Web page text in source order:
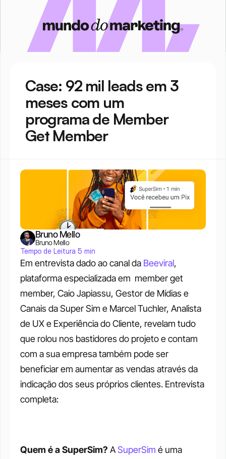
Case: 92 mil leads em 3
meses com um
programa de Member
Get Member
Em entrevista dado ao canal da Beeviral,
plataforma especializada em  member get
member, Caio Japiassu, Gestor de Mídias e
Canais da Super Sim e Marcel Tuchler, Analista
de UX e Experiência do Cliente, revelam tudo
que rolou nos bastidores do projeto e contam
com a sua empresa também pode ser
beneficiar em aumentar as vendas através da
indicação dos seus próprios clientes. Entrevista
completa:
Quem é a SuperSim? A SuperSim é uma
Bruno Mello
Bruno Mello
Tempo de Leitura 5 min